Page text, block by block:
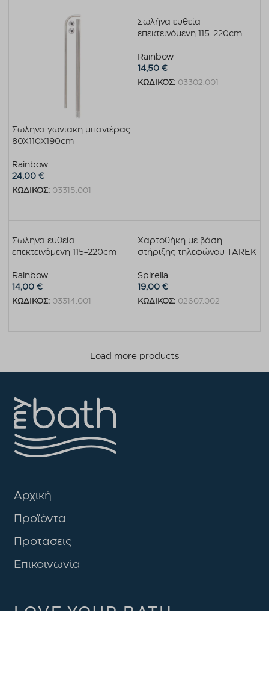
Σωλήνα γωνιακή μπανιέρας
80Χ110Χ190cm
Rainbow
24,00 €
ΚΩΔΙΚΟΣ: 03315.001
Σωλήνα ευθεία
επεκτεινόμενη 115-220cm
Rainbow
14,50€
ΚΩΔΙΚΟΣ: 03302.001
Σωλήνα ευθεία
επεκτεινόμενη 115-220cm
Rainbow
14,00 €
ΚΩΔΙΚΟΣ: 03314.001
Χαρτοθήκη με βάση
στήριξης τηλεφώνου TAREK
Spirella
19,00€
ΚΩΔΙΚΟΣ: 02607.002
Load more products
Αρχική
Προϊόντα
Προτάσεις
Επικοινωνία
LOVE YOUR BATH